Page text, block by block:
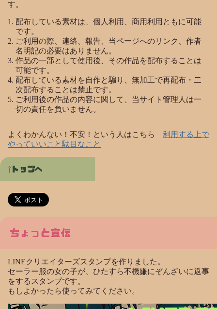
す。
配布している素材は、個人利用、商用利用ともに可能
です。
ご利用の際、連絡、報告、当ページへのリンク、作者
名明記の必要はありません。
作品の一部として使用後、その作品を配布することは
可能です。
配布している素材を自作と騙り、無加工で再配布・二
次配布することは禁止です。
ご利用後の作品の内容に関して、当サイト管理人は一
切の責任を負いません。
よくわかんない！不安！という人はこちら 利用する上で
やっていいこと駄目なこと
トップへ
ちょっと宣伝
LINEクリエイターズスタンプを作りました。
セーラー服の女の子が、ひたすら不機嫌にぞんざいに返事
をするスタンプです。
もしよかったら使ってみてください。